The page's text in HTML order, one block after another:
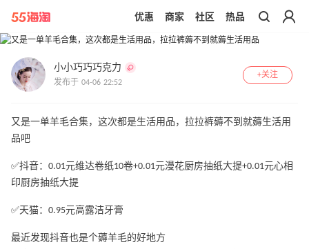
带你去官网买正品
优惠 商家 社区
热品
小小巧巧巧克力
发布于 04-06 22:52
+关注
又是一单羊毛合集，这次都是生活用品，拉拉裤薅不到就薅生活用
品吧
✅抖音：0.01元维达卷纸10卷+0.01元漫花厨房抽纸大提+0.01元心相
印厨房抽纸大提
✅天猫：0.95元高露洁牙膏
最近发现抖音也是个薅羊毛的好地方